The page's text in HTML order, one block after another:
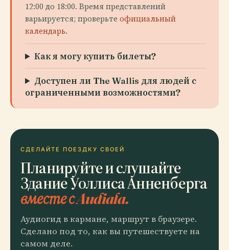
12:00 до 18:00. Время представлений
варьируется; проверьте официальный
календарь.
Как я могу купить билеты?
Доступен ли The Wallis для людей с
ограниченными возможностями?
СДЕЛАЙТЕ ПОЕЗДКУ СВОЕЙ
Планируйте и слушайте
Здание Уоллиса Анненберга
вместе с Audiala.
Аудиогид в кармане, маршрут в браузере.
Сделано под то, как вы путешествуете на
самом деле.